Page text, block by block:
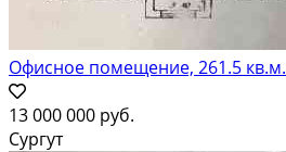
Офисное помещение, 261.5 кв.м.
13 000 000 руб.
Сургут